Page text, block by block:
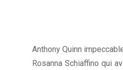
Anthony Quinn
Rosanna Schiaffino qui